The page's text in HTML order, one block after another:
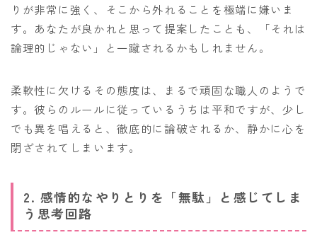
りが非常に強く、そこから外れることを極端に嫌いま
す。あなたが良かれと思って提案したことも、「それは
論理的じゃない」と一蹴されるかもしれません。
柔軟性に欠けるその態度は、まるで頑固な職人のようで
す。彼らのルールに従っているうちは平和ですが、少し
でも異を唱えると、徹底的に論破されるか、静かに心を
閉ざされてしまいます。
2. 感情的なやりとりを「無駄」と感じてしま
う思考回路